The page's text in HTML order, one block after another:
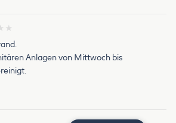
★
Anlagen von Mittwoch bis